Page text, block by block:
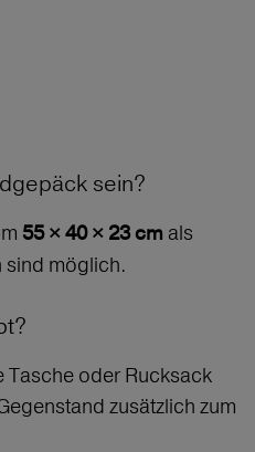
sein?
55 × 40 × 23 cm als
sind möglich.
Tasche oder Rucksack
zusätzlich zum